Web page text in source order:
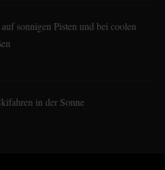
sonnigen Pisten und bei coolen
in der Sonne